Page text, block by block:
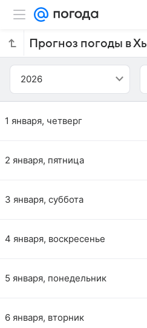
2026
1 января, четверг
2 января, пятница
3 января, суббота
4 января, воскресенье
5 января, понедельник
6 января, вторник